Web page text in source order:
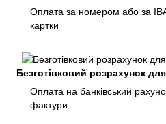
Оплата за номером або за
картки
Безготівковий розрахунок
Оплата на банківський
фактури